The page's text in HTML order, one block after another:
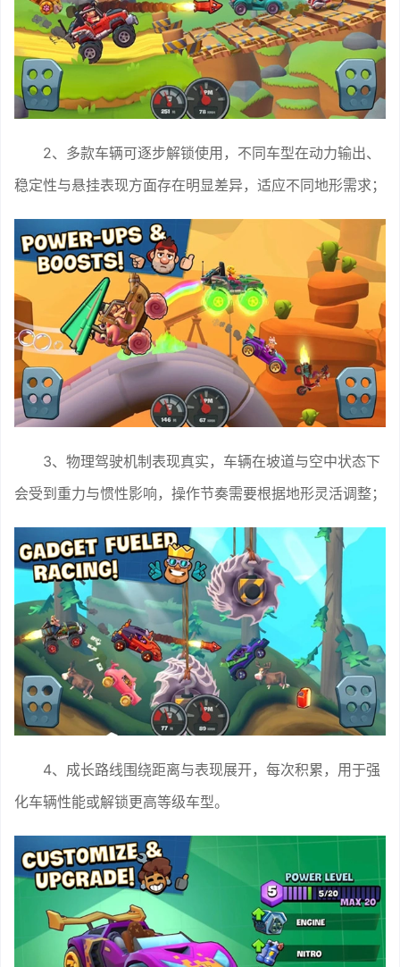
2、多款车辆可逐步解锁使用，不同车型在动力输出、
稳定性与悬挂表现方面存在明显差异，适应不同地形需求；
3、物理驾驶机制表现真实，车辆在坡道与空中状态下
会受到重力与惯性影响，操作节奏需要根据地形灵活调整；
4、成长路线围绕距离与表现展开，每次积累，用于强
化车辆性能或解锁更高等级车型。